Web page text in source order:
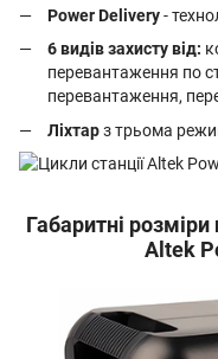
Power Delivery-
6 видів захисту від:
перевантаження по
перевантаження,
Ліхтарз трьома
Габаритні розміри
Altek